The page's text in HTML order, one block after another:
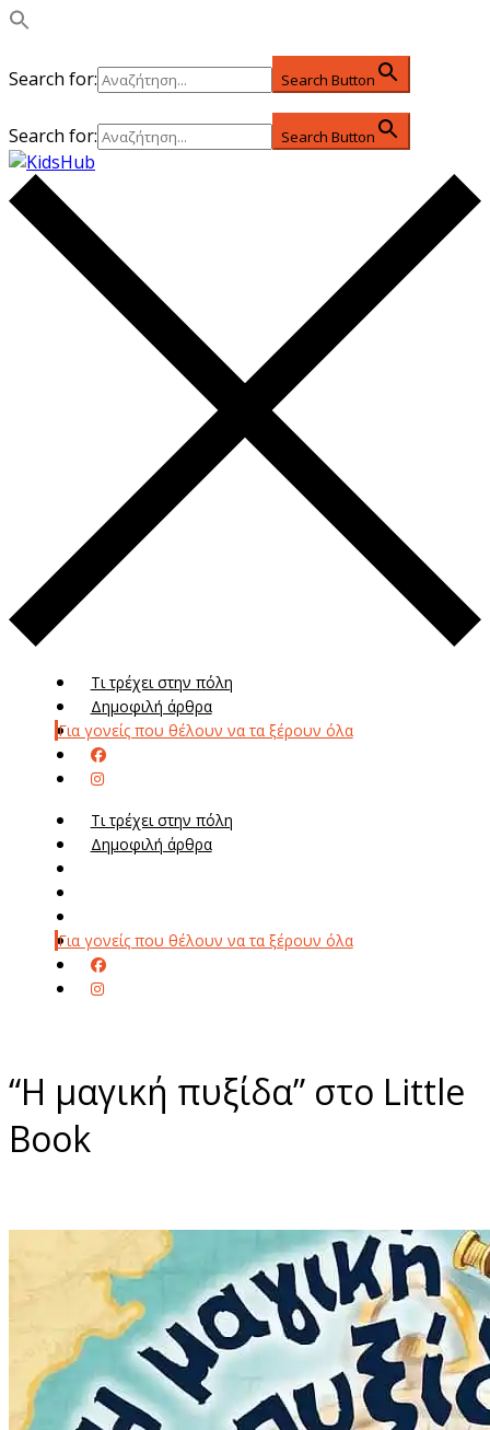
Search for: Search Button
Search for: Search Button
Τι τρέχει στην πόλη
Δημοφιλή άρθρα
Για γονείς που θέλουν να τα ξέρουν όλα
Τι τρέχει στην πόλη
Δημοφιλή άρθρα
Για γονείς που θέλουν να τα ξέρουν όλα
“Η μαγική πυξίδα” στο Little
Book